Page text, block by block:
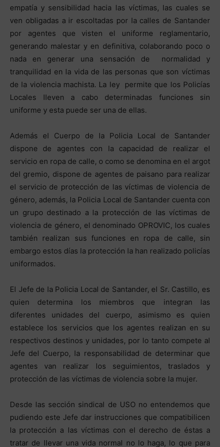
empatía y sensibilidad hacia las víctimas, las cuales se
ven obligadas a ir escoltadas por la calles de Santander
por agentes que visten el uniforme reglamentario,
generando malestar y en definitiva, colaborando poco o
nada en generar una sensación de normalidad y
tranquilidad en la vida de las personas que son víctimas
de la violencia machista. La ley permite que los Policías
Locales lleven a cabo determinadas funciones sin
uniforme y esta puede ser una de ellas.
Además el Cuerpo de la Policia Local de Santander
dispone de agentes con la capacidad de realizar el
servicio en ropa de calle, o como se denomina en el argot
del gremio, dispone de agentes de paisano para realizar
el servicio de protección de las víctimas de violencia de
género, además, la Policia Local de Santander cuenta con
un grupo destinado a la protección de las víctimas de
violencia de género, el denominado OPROVIC, los cuales
también realizan sus funciones en ropa de calle, sin
embargo estos días la protección la han realizado policías
uniformados.
El Jefe de la Policia Local de Santander, el Sr. Castillo, es
quien determina los miembros que integran las
diferentes unidades del cuerpo, asimismo es quien
establece los servicios que los agentes realizan en su
respectivos destinos y unidades, por lo tanto compete al
Jefe del Cuerpo, la responsabilidad de determinar que
agentes van realizar los seguimientos, traslados y
protección de las víctimas de violencia sobre la mujer.
Desde las sección sindical de USO no entendemos que
pudiendo este Jefe dar instrucciones que compatibilicen
la protección a las víctimas con el derecho de éstas a
tratar de llevar una vida normal no lo haga, lo que para